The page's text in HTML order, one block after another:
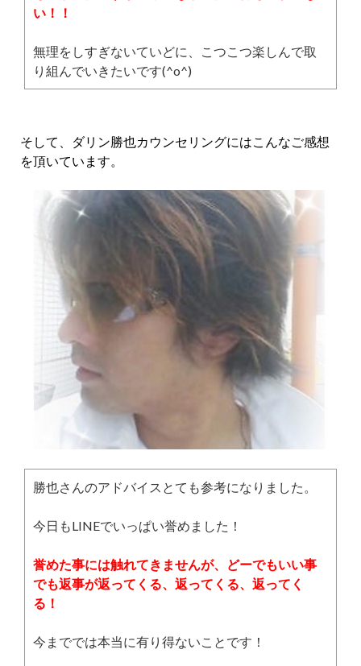
い！！
無理をしすぎないていどに、こつこつ楽しんで取
り組んでいきたいです(^o^)
そして、ダリン勝也カウンセリングにはこんなご感想
を頂いています。
勝也さんのアドバイスとても参考になりました。
今日もLINEでいっぱい誉めました！
誉めた事には触れてきませんが、どーでもいい事
でも返事が返ってくる、返ってくる、返ってく
る！
今まででは本当に有り得ないことです！